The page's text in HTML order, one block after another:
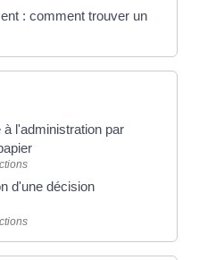
: comment trouver un
l'administration par
d'une décision